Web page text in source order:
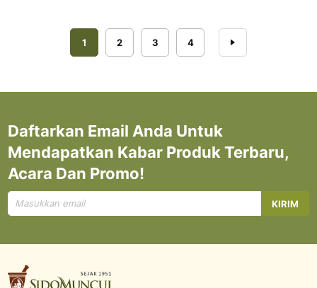
Halaman
Anda sedang membaca halaman
1 Halaman
2 Halaman
3 Halaman
4
Daftarkan Email Anda Untuk
Mendapatkan Kabar Produk Terbaru,
Acara Dan Promo!
Mendaftar
untuk
KIRIM